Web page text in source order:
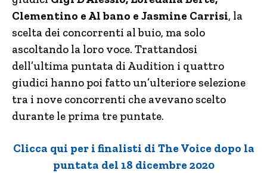
Clementino e Al bano e Jasmine Carrisi, la
scelta dei concorrenti al buio, ma solo
ascoltando la loro voce. Trattandosi
dell’ultima puntata di Audition i quattro
giudici hanno poi fatto un’ulteriore selezione
tra i nove concorrenti che avevano scelto
durante le prima tre puntate.
Clicca qui per i finalisti di The Voice dopo la
puntata del 18 dicembre 2020